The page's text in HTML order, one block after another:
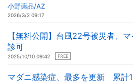
小野薬品/AZ
2026/3/2 09:17
【無料公開】台風22号被災者、
診可
2025/10/10 09:42 FREE
マダニ感染症、最多を更新 累計